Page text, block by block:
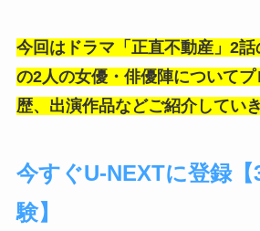
今回はドラマ「正直不動産」2話
の2人の女優・俳優陣について
歴、出演作品などご紹介していき
今すぐU-NEXTに登録【
験】